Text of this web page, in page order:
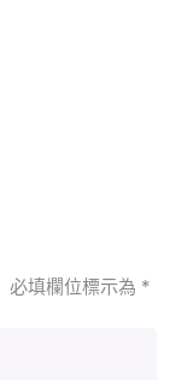
必填欄位標示為 *